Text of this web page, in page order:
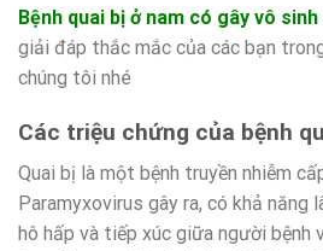
Bệnh quai bị ở nam có gây vô sinh
giải đáp thắc mắc của các bạn
chúng tôi nhé
Các triệu chứng của bệnh
Quai bị là một bệnh truyền nhiễm
Paramyxovirus gây ra, có khả
hô hấp và tiếp xúc giữa người bệnh